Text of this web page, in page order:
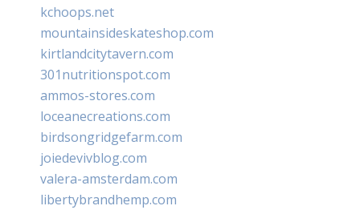
kchoops.net
mountainsideskateshop.com
kirtlandcitytavern.com
301nutritionspot.com
ammos-stores.com
loceanecreations.com
birdsongridgefarm.com
joiedevivblog.com
valera-amsterdam.com
libertybrandhemp.com